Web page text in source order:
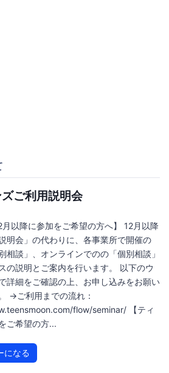
ご利用説明会
月以降に参加をご希望の方へ】 12月以降
明会」の代わりに、各事業所で開催の
相談」、オンラインでのの「個別相談」
の説明とご案内を行います。 以下のウ
詳細をご確認の上、お申し込みをお願い
→ご利用までの流れ：
flow/seminar/ 【ティ
ご希望の方...
になる